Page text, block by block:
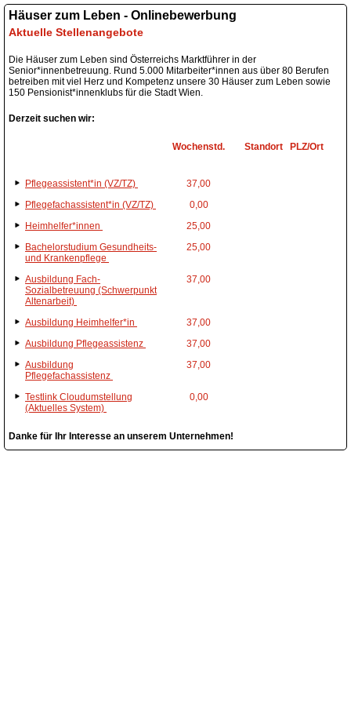
Häuser zum Leben - Onlinebewerbung
Aktuelle Stellenangebote
Die Häuser zum Leben sind Österreichs Marktführer in der
Senior*innenbetreuung. Rund 5.000 Mitarbeiter*innen aus über 80 Berufen
betreiben mit viel Herz und Kompetenz unsere 30 Häuser zum Leben sowie
150 Pensionist*innenklubs für die Stadt Wien.
Derzeit suchen wir:
Wochenstd. Standort PLZ/Ort
Pflegeassistent*in (VZ/TZ)
37,00
Pflegefachassistent*in (VZ/TZ)
0,00
Heimhelfer*innen
25,00
Bachelorstudium Gesundheits-
und Krankenpflege
25,00
Ausbildung Fach-
Sozialbetreuung (Schwerpunkt
Altenarbeit)
37,00
Ausbildung Heimhelfer*in
37,00
Ausbildung Pflegeassistenz
37,00
Ausbildung
Pflegefachassistenz
37,00
Testlink Cloudumstellung
(Aktuelles System)
0,00
Danke für Ihr Interesse an unserem Unternehmen!